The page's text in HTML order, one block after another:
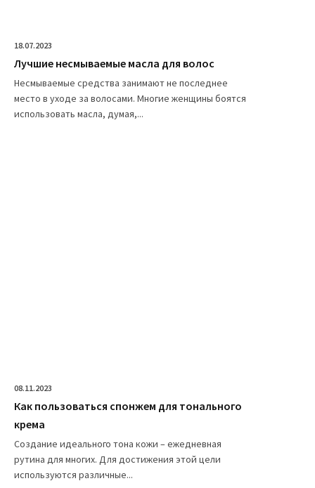
18.07.2023
Лучшие несмываемые масла для волос
Несмываемые средства занимают не последнее
место в уходе за волосами. Многие женщины боятся
использовать масла, думая,...
08.11.2023
Как пользоваться спонжем для тонального
крема
Создание идеального тона кожи – ежедневная
рутина для многих. Для достижения этой цели
используются различные...